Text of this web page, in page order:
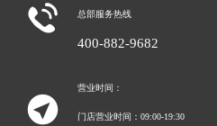
 总部服务热线
400-882-9682

营业时间：
门店营业时间：09:00-19:30